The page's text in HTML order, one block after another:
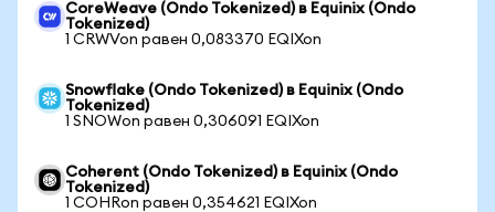
CoreWeave (Ondo Tokenized) в Equinix (Ondo
Tokenized)
1 CRWVon равен 0,083370 EQIXon
Snowflake (Ondo Tokenized) в Equinix (Ondo
Tokenized)
1 SNOWon равен 0,306091 EQIXon
Coherent (Ondo Tokenized) в Equinix (Ondo
Tokenized)
1 COHRon равен 0,354621 EQIXon